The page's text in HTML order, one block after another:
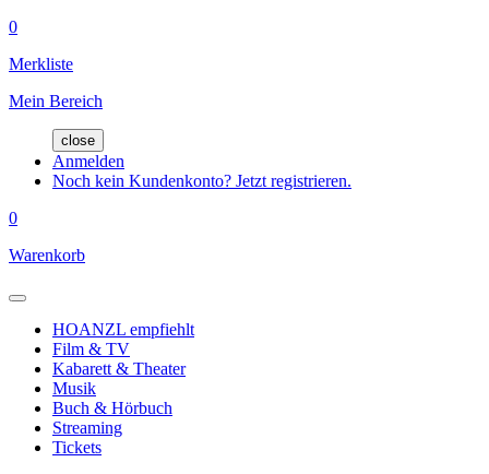
0
Merkliste
Mein Bereich
close
Anmelden
Noch kein Kundenkonto? Jetzt registrieren.
0
Warenkorb
HOANZL empfiehlt
Film & TV
Kabarett & Theater
Musik
Buch & Hörbuch
Streaming
Tickets